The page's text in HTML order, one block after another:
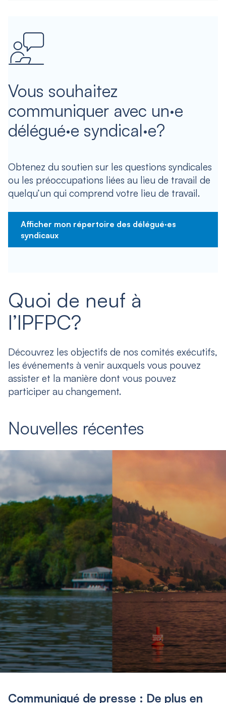
Vous souhaitez
communiquer avec un·e
délégué·e syndical·e?
Obtenez du soutien sur les questions syndicales
ou les préoccupations liées au lieu de travail de
quelqu’un qui comprend votre lieu de travail.
Afficher mon répertoire des délégué·es
syndicaux
Quoi de neuf à
l’IPFPC?
Découvrez les objectifs de nos comités exécutifs,
les événements à venir auxquels vous pouvez
assister et la manière dont vous pouvez
participer au changement.
Nouvelles récentes
Communiqué de presse : De plus en